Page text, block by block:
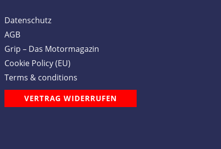
Datenschutz
AGB
Grip – Das Motormagazin
Cookie Policy (EU)
Terms & conditions
VERTRAG WIDERRUFEN